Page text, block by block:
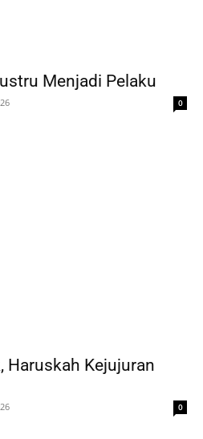
Menjadi Pelaku
0
Haruskah Kejujuran
0